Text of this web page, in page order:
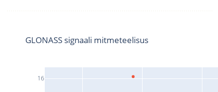
16
GLONASS signaali mitmeteelisus